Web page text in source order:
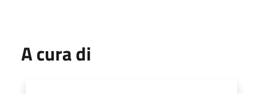
A cura di